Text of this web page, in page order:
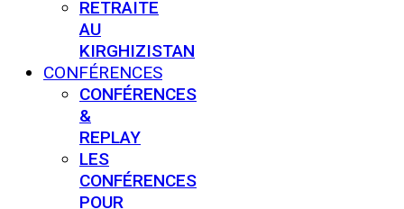
RETRAITE
AU
KIRGHIZISTAN
CONFÉRENCES
CONFÉRENCES
&
REPLAY
LES
CONFÉRENCES
POUR